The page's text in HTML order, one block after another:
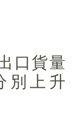
口貨量
別上升